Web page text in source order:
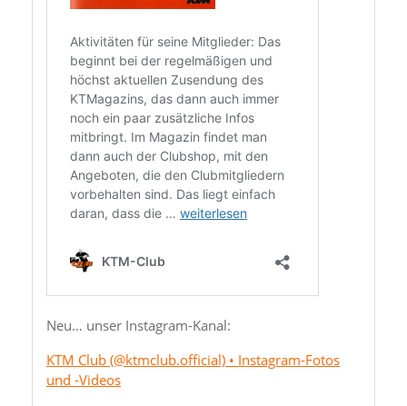
Neu… unser Instagram-Kanal:
KTM Club (@ktmclub.official) • Instagram-Fotos
und -Videos